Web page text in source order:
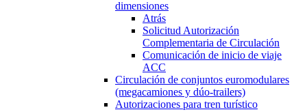
dimensiones
Atrás
Solicitud Autorización
Complementaria de Circulación
Comunicación de inicio de viaje
ACC
Circulación de conjuntos euromodulares
(megacamiones y dúo-trailers)
Autorizaciones para tren turístico